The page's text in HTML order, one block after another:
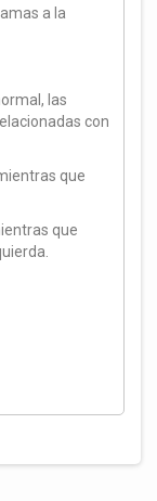
a la
las
con
que
que